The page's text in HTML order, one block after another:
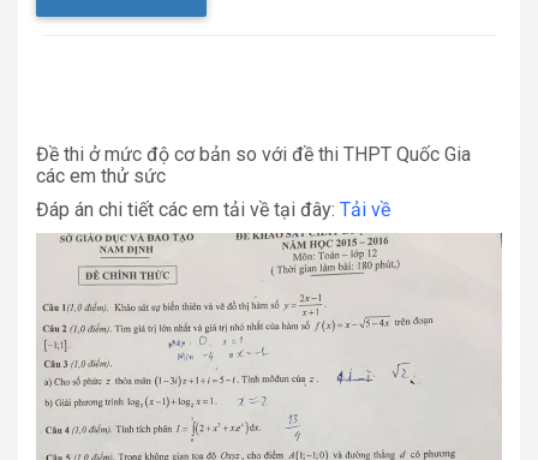
Đề thi ở mức độ cơ bản so với đề thi THPT Quốc Gia
các em thử sức
Đáp án chi tiết các em tải về tại đây: Tải về